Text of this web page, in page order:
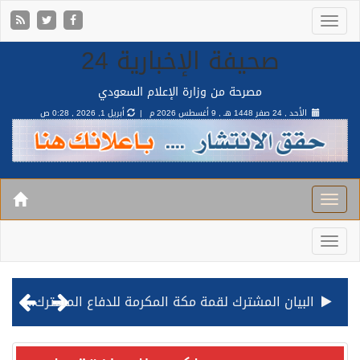
صحيفة الإخبارية 24
مصرحة من وزارة الإعلام السعودي
الأحد , 24 صفر 1448 هـ , 9 أغسطس 2026 م | أبريل 1, 2026 , 0:28 ص
البيان المشترك لقمة مكة المكرمة للدفاع المشترك بين المملكة وتركيا وباكستان
قيادة القوات المشتركة للتحالف: نفذنا عملية رد عسكري متناسبة لأهداف عسكرية مشروعة تابعة للمليشيا الحوثية الإرهابية في محافظة الحديدة